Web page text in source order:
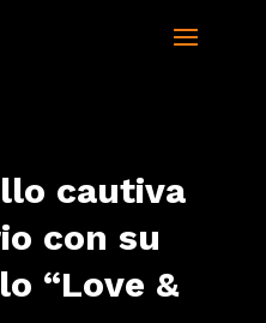
cautiva
con su
“Love &